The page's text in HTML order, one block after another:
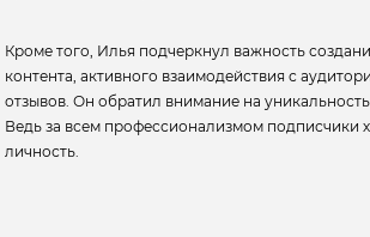
Кроме того, Илья подчеркнул важность
контента, активного взаимодействия с
отзывов. Он обратил внимание на
Ведь за всем профессионализмом подписчики
личность.